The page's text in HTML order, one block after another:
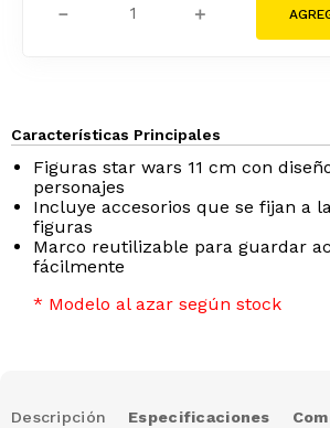
＋
－
Características Principales
Figuras star wars 11 cm con
personajes
Incluye accesorios que se fijan a
figuras
Marco reutilizable para guardar
fácilmente
* Modelo al azar según stock
Descripción Especificaciones